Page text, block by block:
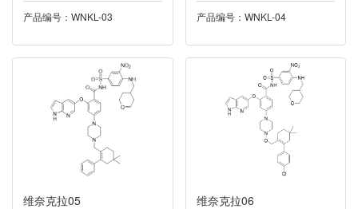
044西格列汀
046曲格列汀
产品编号：WNKL-03 产品编号：WNKL-04
维奈克拉05 维奈克拉06